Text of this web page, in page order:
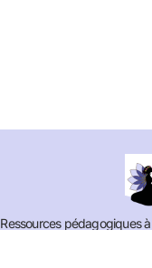
Ressources pédagogiques